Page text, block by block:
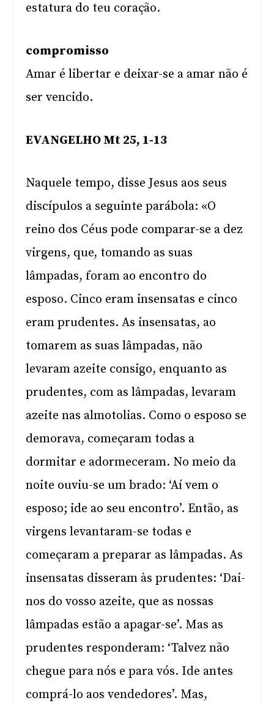
estatura do teu coração.
compromisso
Amar é libertar e deixar-se a amar não é
ser vencido.
EVANGELHO Mt 25, 1-13
Naquele tempo, disse Jesus aos seus
discípulos a seguinte parábola: «O
reino dos Céus pode comparar-se a dez
virgens, que, tomando as suas
lâmpadas, foram ao encontro do
esposo. Cinco eram insensatas e cinco
eram prudentes. As insensatas, ao
tomarem as suas lâmpadas, não
levaram azeite consigo, enquanto as
prudentes, com as lâmpadas, levaram
azeite nas almotolias. Como o esposo se
demorava, começaram todas a
dormitar e adormeceram. No meio da
noite ouviu-se um brado: ‘Aí vem o
esposo; ide ao seu encontro’. Então, as
virgens levantaram-se todas e
começaram a preparar as lâmpadas. As
insensatas disseram às prudentes: ‘Dai-
nos do vosso azeite, que as nossas
lâmpadas estão a apagar-se’. Mas as
prudentes responderam: ‘Talvez não
chegue para nós e para vós. Ide antes
comprá-lo aos vendedores’. Mas,